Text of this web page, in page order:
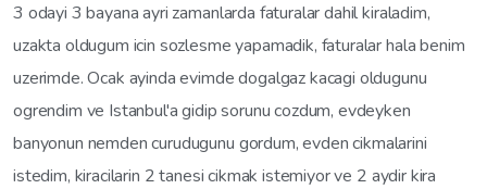
3 odayi 3 bayana ayri zamanlarda faturalar dahil kiraladim,
uzakta oldugum icin sozlesme yapamadik, faturalar hala benim
uzerimde. Ocak ayinda evimde dogalgaz kacagi oldugunu
ogrendim ve Istanbul'a gidip sorunu cozdum, evdeyken
banyonun nemden curudugunu gordum, evden cikmalarini
istedim, kiracilarin 2 tanesi cikmak istemiyor ve 2 aydir kira